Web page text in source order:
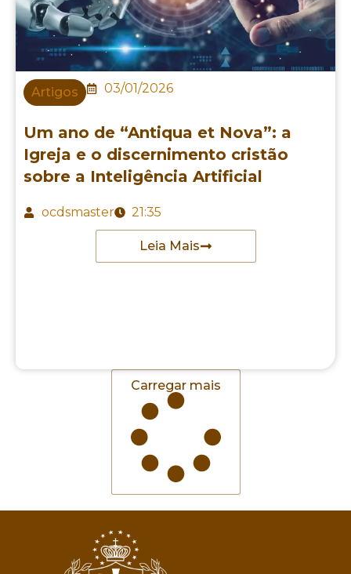
Artigos 03/01/2026
Um ano de “Antiqua et Nova”: a
Igreja e o discernimento cristão
sobre a Inteligência Artificial
ocdsmaster 21:35
Leia Mais
Carregar mais